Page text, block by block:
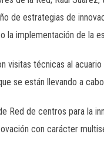
de estrategias de
implementación de la
visitas técnicas al
se están llevando a
Red de centros para la
con carácter